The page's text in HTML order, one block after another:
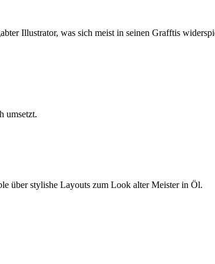
Illustrator, was sich meist in seinen Grafftis
umsetzt.
über stylishe Layouts zum Look alter Meister in Öl.